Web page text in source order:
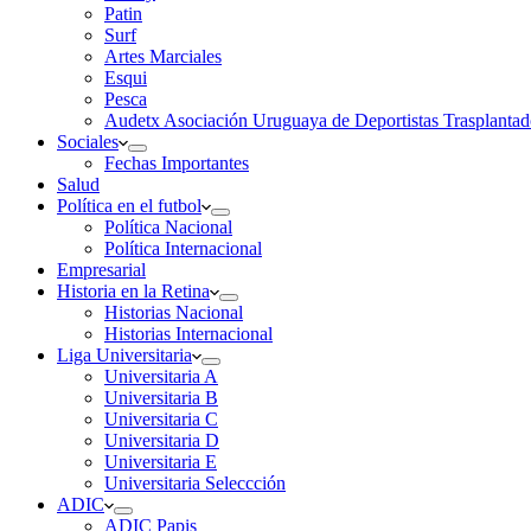
Patin
Surf
Artes Marciales
Esqui
Pesca
Audetx Asociación Uruguaya de Deportistas
Sociales
Fechas Importantes
Salud
Política en el futbol
Política Nacional
Política Internacional
Empresarial
Historia en la Retina
Historias Nacional
Historias Internacional
Liga Universitaria
Universitaria A
Universitaria B
Universitaria C
Universitaria D
Universitaria E
Universitaria Seleccción
ADIC
ADIC Papis